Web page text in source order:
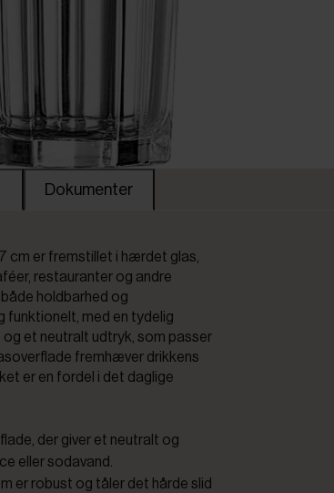
Dokumenter
cm er fremstillet i hærdet glas,
restauranter og andre
holdbarhed og
funktionelt, med en tydelig
et neutralt udtryk, som passer
fremhæver drikkens
er en fordel i det daglige
der giver et neutralt og
eller sodavand.
er robust og tåler det hårde slid